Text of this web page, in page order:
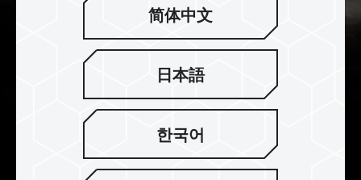
하이엔드 방해 방지 10단 PCB 플
简体中文
日本語
한국어